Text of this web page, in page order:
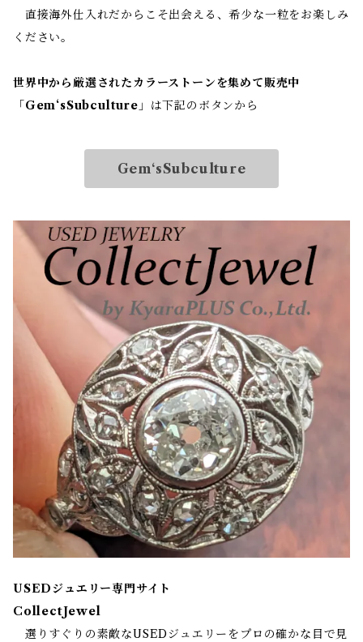
直接海外仕入れだからこそ出会える、希少な一粒をお楽しみ
ください。
世界中から厳選されたカラーストーンを集めて販売中
「Gem‘sSubculture 」は下記のボタンから
Gem‘sSubculture
USEDジュエリー専門サイト
CollectJewel
選りすぐりの素敵なUSEDジュエリーをプロの確かな目で見